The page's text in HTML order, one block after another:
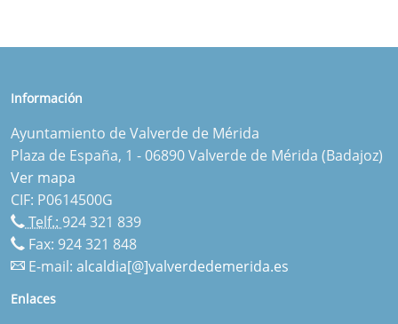
Información
Ayuntamiento de Valverde de Mérida
Plaza de España, 1 - 06890 Valverde de Mérida (Badajoz)
Ver mapa
CIF: P0614500G
Telf.: 924 321 839
Fax: 924 321 848
E-mail: alcaldia[@]valverdedemerida.es
Enlaces